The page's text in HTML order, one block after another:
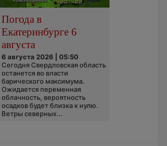
Погода в
Екатеринбурге 6
августа
6 августа 2026 | 05:50
Сегодня Свердловская область
останется во власти
барического максимума.
Ожидается переменная
облачность, вероятность
осадков будет близка к нулю.
Ветры северных...